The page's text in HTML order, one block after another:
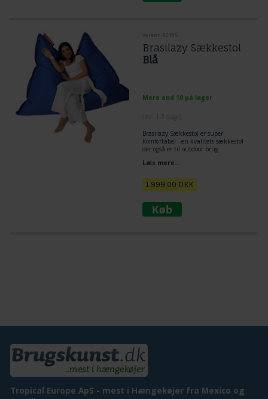
Varenr. BZY95
Brasilazy Sækkestol
Blå
Mere end 10 på lager
Brasilazy Sækkestol er super
komfortabel - en kvalitets sækkestol
der også er til outdoor brug.
Fyld: Ægte Krøyerkugler
Brasilazy er en ekstraordinær
superkvalitets sækkestol. Slidstærk,
Læs mere...
1.999,00 DKK
Tropical Europe ApS - mest i Hængekøjer fra Mexico og